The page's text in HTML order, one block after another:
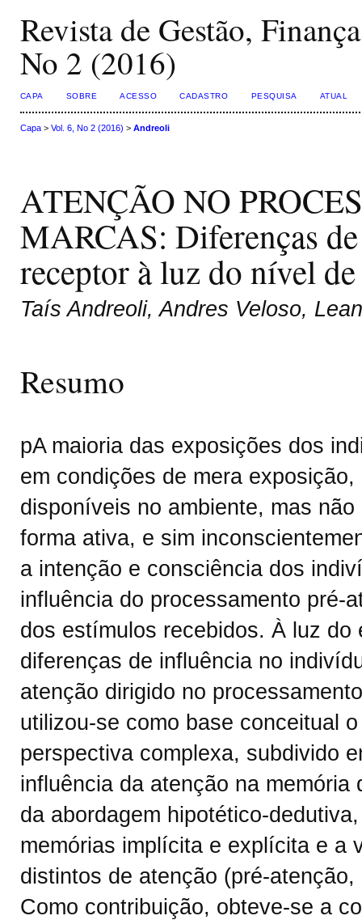
Revista de Gestão,
No 2 (2016)
CAPA SOBRE ACESSO CADASTRO PESQUISA ATUAL
Capa> Vol. 6, No 2 (2016) > Andreoli
ATENÇÃO NO
MARCAS: Diferenças
receptor à luz do nível
Taís Andreoli, Andres Veloso,
Resumo
pA maioria das exposições dos
em condições de mera
disponíveis no ambiente, mas
forma ativa, e sim
a intenção e consciência dos
influência do processamento pré-
dos estímulos recebidos. À luz
diferenças de influência no
atenção dirigido no
utilizou-se como base conceitual
perspectiva complexa, subdivido
influência da atenção na
da abordagem hipotético-
memórias implícita e explícita e a
distintos de atenção (pré-
Como contribuição, obteve-se a